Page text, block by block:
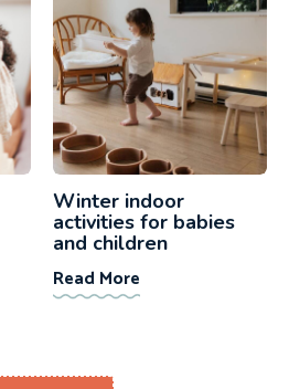
Winter indoor
activities for babies
and children
Read More